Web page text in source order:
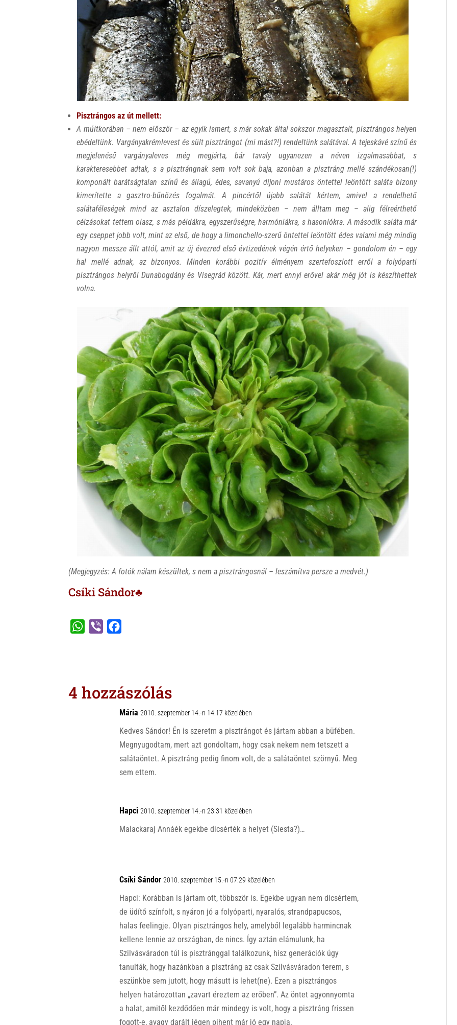
Pisztrángos az út mellett:
A múltkorában – nem először – az egyik ismert, s már sokak által sokszor magasztalt, pisztrángos helyen
ebédeltünk. Vargányakrémlevest és sült pisztrángot (mi mást?!) rendeltünk salátával. A tejeskávé színű és
megjelenésű vargányaleves még megjárta, bár tavaly ugyanezen a néven izgalmasabbat, s
karakteresebbet adtak, s a pisztrángnak sem volt sok baja, azonban a pisztráng mellé szándékosan(!)
komponált barátságtalan színű és állagú, édes, savanyú dijoni mustáros öntettel leöntött saláta bizony
kimerítette a gasztro-bűnözés fogalmát. A pincértől újabb salátát kértem, amivel a rendelhető
salátaféleségek mind az asztalon díszelegtek, mindeközben – nem álltam meg – alig félreérthető
célzásokat tettem olasz, s más példákra, egyszerűségre, harmóniákra, s hasonlókra. A második saláta már
egy cseppet jobb volt, mint az első, de hogy a limonchello-szerű öntettel leöntött édes valami még mindig
nagyon messze állt attól, amit az új évezred első évtizedének végén értő helyeken – gondolom én – egy
hal mellé adnak, az bizonyos. Minden korábbi pozitív élményem szertefoszlott erről a folyóparti
pisztrángos helyről Dunabogdány és Visegrád között. Kár, mert ennyi erővel akár még jót is készíthettek
volna.
(Megjegyzés: A fotók nálam készültek, s nem a pisztrángosnál – leszámítva persze a medvét.)
Csíki Sándor♣
W
A
o
o
k
4 hozzászólás
Mária 2010. szeptember 14.-n 14:17 közelében
Kedves Sándor! Én is szeretm a pisztrángot és jártam abban a büfében.
Megnyugodtam, mert azt gondoltam, hogy csak nekem nem tetszett a
salátaöntet. A pisztráng pedig finom volt, de a salátaöntet szörnyű. Meg
sem ettem.
Hapci 2010. szeptember 14.-n 23:31 közelében
Malackaraj Annáék egekbe dicsérték a helyet (Siesta?)…
Csíki Sándor 2010. szeptember 15.-n 07:29 közelében
Hapci: Korábban is jártam ott, többször is. Egekbe ugyan nem dicsértem,
de üdítő színfolt, s nyáron jó a folyóparti, nyaralós, strandpapucsos,
halas feelingje. Olyan pisztrángos hely, amelyből legalább harmincnak
kellene lennie az országban, de nincs. Így aztán elámulunk, ha
Szilvásváradon túl is pisztránggal találkozunk, hisz generációk úgy
tanulták, hogy hazánkban a pisztráng az csak Szilvásváradon terem, s
eszünkbe sem jutott, hogy másutt is lehet(ne). Ezen a pisztrángos
helyen határozottan „zavart éreztem az erőben”. Az öntet agyonnyomta
a halat, amitől kezdődően már mindegy is volt, hogy a pisztráng frissen
fogott-e, avagy darált jégen pihent már jó egy napja.